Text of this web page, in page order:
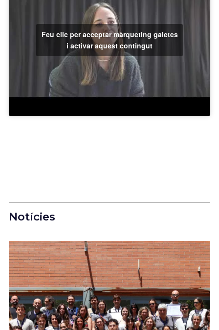
Feu clic per acceptar màrqueting galetes
i activar aquest contingut